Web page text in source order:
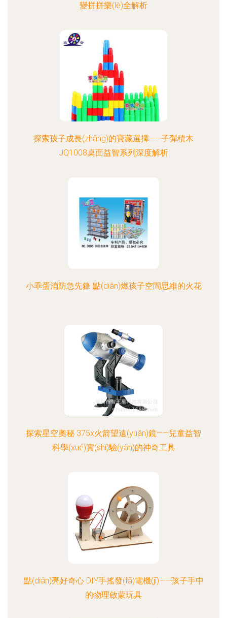
變拼拼樂(lè)全解析
探索孩子成長(zhǎng)的寶藏選擇——子彈積木
JQ1008桌面益智系列深度解析
小乖蛋消防急先鋒 點(diǎn)燃孩子空間思維的火花
探索星空奧秘 375x火箭望遠(yuǎn)鏡——兒童益智
科學(xué)實(shí)驗(yàn)的神奇工具
點(diǎn)亮好奇心 DIY手搖發(fā)電機(jī)——孩子手中
的物理啟蒙玩具